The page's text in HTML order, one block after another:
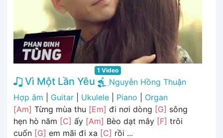
1 Video
Vì Một Lần Yêu
Nguyễn Hồng Thuận
Hợp âm
Guitar Ukulele Piano
Organ
[Am] Từng mùa thu [Em] đi nơi dòng [G] sông
hẹn hò năm [C] ấy [Am] Bèo dạt mây [F] trôi
cuốn [G] em mãi đi xa [C] rồi ...